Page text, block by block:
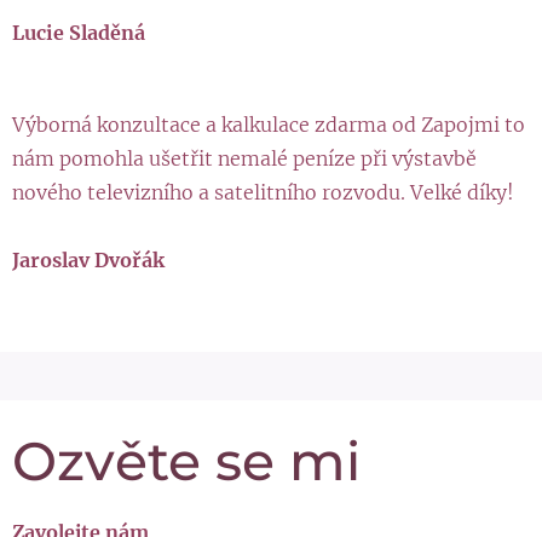
Lucie Sladěná
Výborná konzultace a kalkulace zdarma od Zapojmi to
nám pomohla ušetřit nemalé peníze při výstavbě
nového televizního a satelitního rozvodu. Velké díky!
Jaroslav Dvořák
Ozvěte se mi
Zavolejte nám